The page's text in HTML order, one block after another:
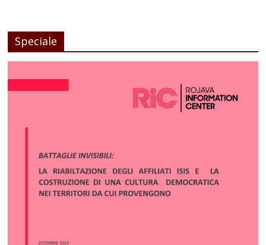
Speciale